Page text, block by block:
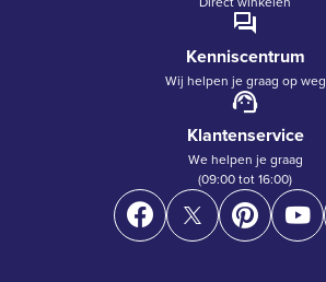
Kenniscentrum
Wij helpen je graag op weg
Klantenservice
We helpen je graag
(09:00 tot 16:00)